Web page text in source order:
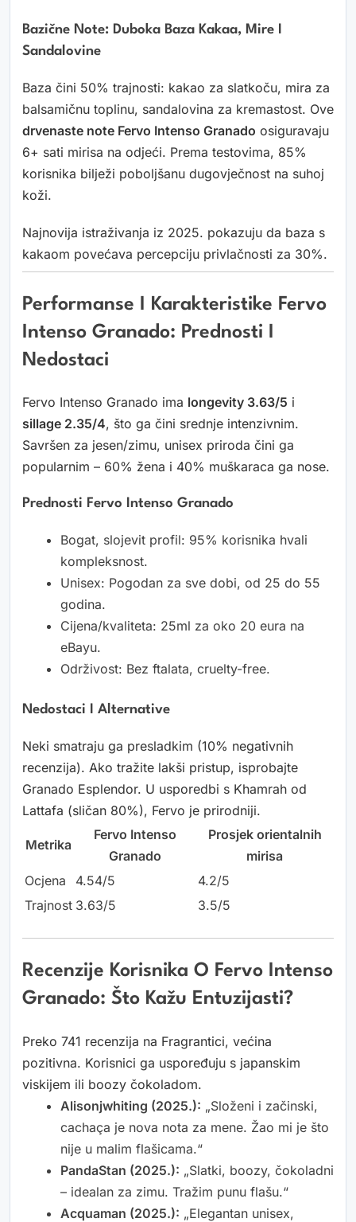
Bazične Note: Duboka Baza Kakaa, Mire I
Sandalovine
Baza čini 50% trajnosti: kakao za slatkoču, mira za
balsamičnu toplinu, sandalovina za kremastost. Ove
drvenaste note Fervo Intenso Granado osiguravaju
6+ sati mirisa na odjeći. Prema testovima, 85%
korisnika bilježi poboljšanu dugovječnost na suhoj
koži.
Najnovija istraživanja iz 2025. pokazuju da baza s
kakaom povećava percepciju privlačnosti za 30%.
Performanse I Karakteristike Fervo
Intenso Granado: Prednosti I
Nedostaci
Fervo Intenso Granado ima longevity 3.63/5 i
sillage 2.35/4, što ga čini srednje intenzivnim.
Savršen za jesen/zimu, unisex priroda čini ga
popularnim – 60% žena i 40% muškaraca ga nose.
Prednosti Fervo Intenso Granado
Bogat, slojevit profil: 95% korisnika hvali
kompleksnost.
Unisex: Pogodan za sve dobi, od 25 do 55
godina.
Cijena/kvaliteta: 25ml za oko 20 eura na
eBayu.
Održivost: Bez ftalata, cruelty-free.
Nedostaci I Alternative
Neki smatraju ga presladkim (10% negativnih
recenzija). Ako tražite lakši pristup, isprobajte
Granado Esplendor. U usporedbi s Khamrah od
Lattafa (sličan 80%), Fervo je prirodniji.
Metrika
Fervo Intenso
Granado
Prosjek orientalnih
mirisa
Ocjena
4.54/5
4.2/5
Trajnost 3.63/5 3.5/5
Recenzije Korisnika O Fervo Intenso
Granado: Što Kažu Entuzijasti?
Preko 741 recenzija na Fragrantici, većina
pozitivna. Korisnici ga uspoređuju s japanskim
viskijem ili boozy čokoladom.
Alisonjwhiting (2025.): „Složeni i začinski,
cachaça je nova nota za mene. Žao mi je što
nije u malim flašicama.“
PandaStan (2025.): „Slatki, boozy, čokoladni
– idealan za zimu. Tražim punu flašu.“
Acquaman (2025.): „Elegantan unisex,